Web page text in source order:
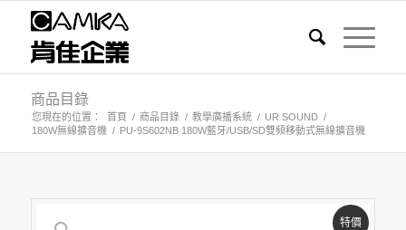
商品目錄
您現在的位置： 首頁 / 商品目錄 / 教學廣播系統 / UR SOUND /
180W無線擴音機 / PU-9S602NB 180W藍牙/USB/SD雙頻移動式無線擴音機
特價